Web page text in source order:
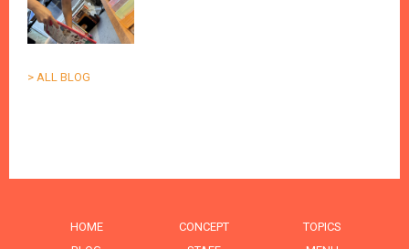
> ALL BLOG
HOME CONCEPT
TOPICS